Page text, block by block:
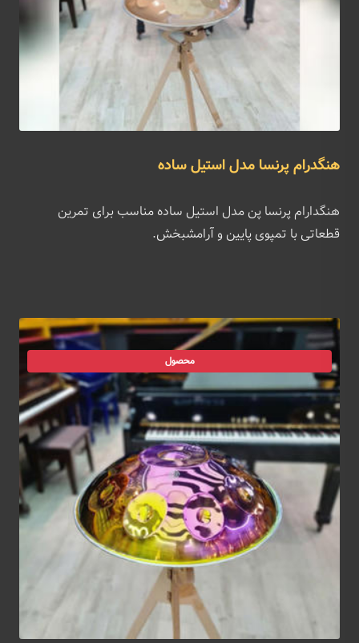
هنگدرام پرنسا مدل استیل ساده
هنگدارام پرنسا پن مدل استیل ساده مناسب برای تمرین
قطعاتی با تمپوی پایین و آرامشبخش.
محصول